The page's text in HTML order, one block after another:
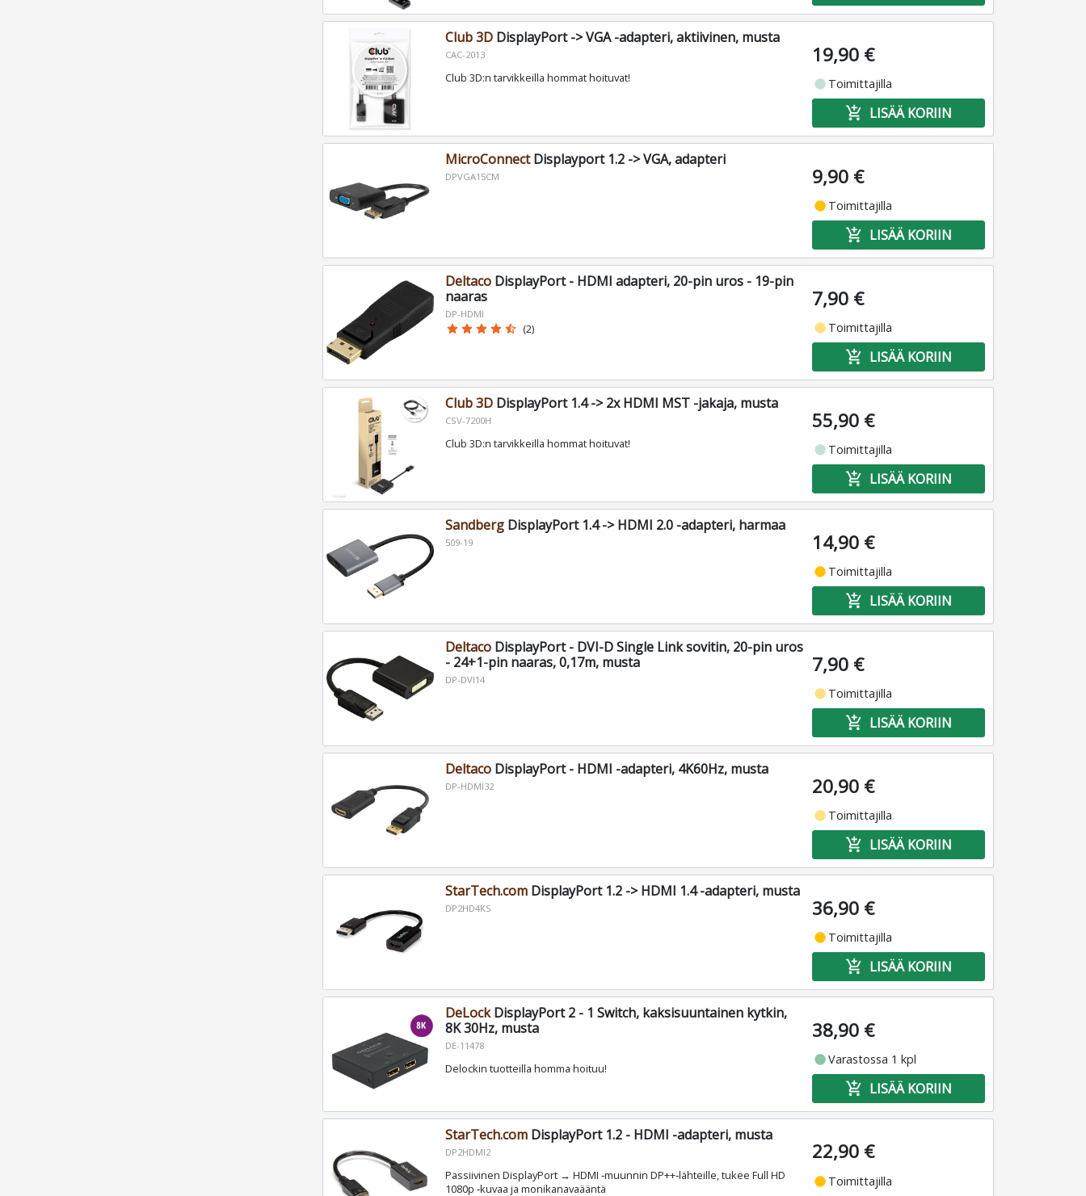
Club 3DDisplayPort -> VGA -adapteri, aktiivinen, musta
CAC-2013
Club 3D:n tarvikkeilla hommat hoituvat!
19,90 €
fiber_manual_record Toimittajilla
add_shopping_cart LISÄÄ KORIIN
MicroConnectDisplayport 1.2 -> VGA, adapteri
DPVGA15CM 9,90 €
fiber_manual_record Toimittajilla
add_shopping_cart LISÄÄ KORIIN
DeltacoDisplayPort - HDMI adapteri, 20-pin uros - 19-pin
naaras
DP-HDMI
star star star star star_half (2)
7,90 €
fiber_manual_record Toimittajilla
add_shopping_cart LISÄÄ KORIIN
Club 3DDisplayPort 1.4 -> 2x HDMI MST -jakaja, musta
CSV-7200H
Club 3D:n tarvikkeilla hommat hoituvat!
55,90 €
fiber_manual_record Toimittajilla
add_shopping_cart LISÄÄ KORIIN
SandbergDisplayPort 1.4 -> HDMI 2.0 -adapteri, harmaa
509-19 14,90 €
fiber_manual_record Toimittajilla
add_shopping_cart LISÄÄ KORIIN
DeltacoDisplayPort - DVI-D Single Link sovitin, 20-pin uros
- 24+1-pin naaras, 0,17m, musta
DP-DVI14
7,90 €
fiber_manual_record Toimittajilla
add_shopping_cart LISÄÄ KORIIN
DeltacoDisplayPort - HDMI -adapteri, 4K60Hz, musta
DP-HDMI32 20,90 €
fiber_manual_record Toimittajilla
add_shopping_cart LISÄÄ KORIIN
StarTech.comDisplayPort 1.2 -> HDMI 1.4 -adapteri, musta
DP2HD4KS 36,90 €
fiber_manual_record Toimittajilla
add_shopping_cart LISÄÄ KORIIN
DeLockDisplayPort 2 - 1 Switch, kaksisuuntainen kytkin,
8K 30Hz, musta
DE-11478
Delockin tuotteilla homma hoituu!
38,90 €
fiber_manual_recordVarastossa 1 kpl
add_shopping_cart LISÄÄ KORIIN
StarTech.comDisplayPort 1.2 - HDMI -adapteri, musta
DP2HDMI2
Passiivinen DisplayPort → HDMI ‑muunnin DP++‑lähteille, tukee Full HD
1080p ‑kuvaa ja monikanavaääntä
22,90 €
fiber_manual_record Toimittajilla